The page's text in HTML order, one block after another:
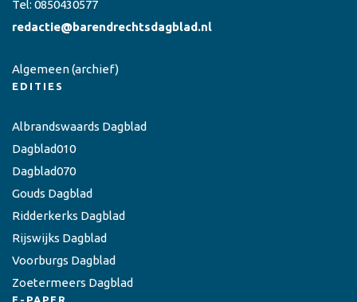
Tel: 0850430577
redactie@barendrechtsdagblad.nl
Algemeen(archief)
EDITIES
Albrandswaards Dagblad
Dagblad010
Dagblad070
Gouds Dagblad
Ridderkerks Dagblad
Rijswijks Dagblad
Voorburgs Dagblad
Zoetermeers Dagblad
E-PAPER